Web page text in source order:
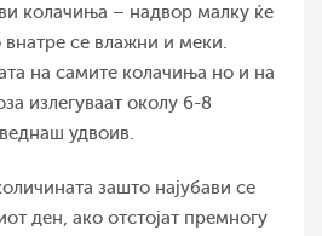
колачиња – надвор малку ќе
се влажни и меки.
на самите колачиња но и на
излегуваат околу 6-8
удвоив.
зашто најубави се
ден, ако отстојат премногу